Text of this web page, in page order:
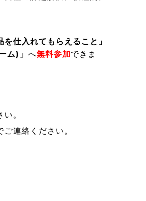
を仕入れてもらえること 」
ム) 」 へ無料参加できま
。
連絡ください。